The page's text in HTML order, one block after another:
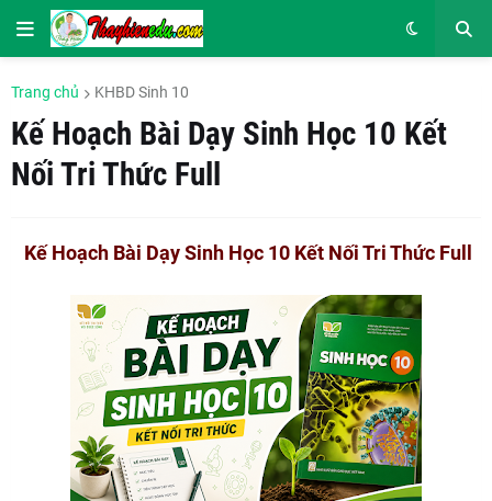
Trang chủ KHBD Sinh 10
Kế Hoạch Bài Dạy Sinh Học 10 Kết
Nối Tri Thức Full
Kế Hoạch Bài Dạy Sinh Học 10 Kết Nối Tri Thức Full